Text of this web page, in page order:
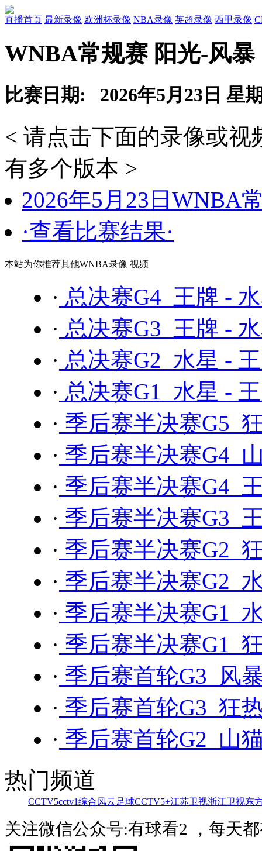
直播首页 最新录像 欧洲杯录像 NBA录像 英超录像 西甲录像
WNBA常规赛 阳光-风暴
比赛日期: 2026年5月23日 星
< 请点击下面的录像或
有多个版本 >
2026年5月23日WNBA
·查看比赛结果·
本站为你推荐其他WNBA录像 视频
· 总决赛G4 王牌 -
· 总决赛G3 王牌 -
· 总决赛G2 水星 -
· 总决赛G1 水星 -
· 季后赛半决赛G5
· 季后赛半决赛G4
· 季后赛半决赛G4
· 季后赛半决赛G3
· 季后赛半决赛G2
· 季后赛半决赛G2
· 季后赛半决赛G1
· 季后赛半决赛G1
· 季后赛首轮G3 风
· 季后赛首轮G3 狂
· 季后赛首轮G2 山
热门频道
CCTV5cctv1综合风云足球CCTV5+江苏卫视浙江卫视东
关注微信公众号:有球看2 ，每天